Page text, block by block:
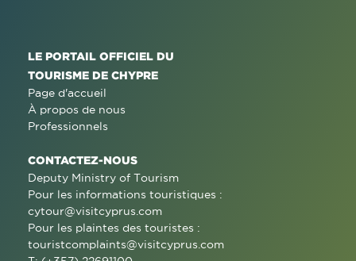
LE PORTAIL OFFICIEL DU
TOURISME DE CHYPRE
Page d'accueil
À propos de nous
Professionnels
CONTACTEZ-NOUS
Deputy Ministry of Tourism
Pour les informations touristiques :
cytour@visitcyprus.com
Pour les plaintes des touristes :
touristcomplaints@visitcyprus.com